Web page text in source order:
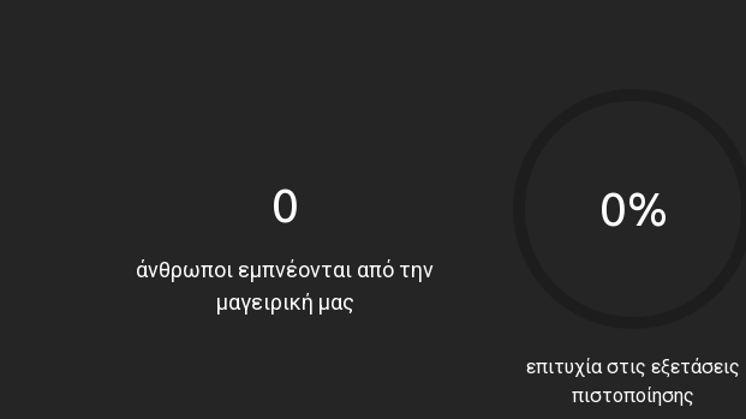
0
άνθρωποι εμπνέονται από την
μαγειρική μας
0%
επιτυχία στις εξετάσεις
πιστοποίησης